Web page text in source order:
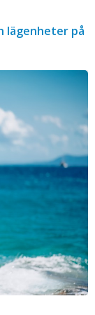
lägenheter på